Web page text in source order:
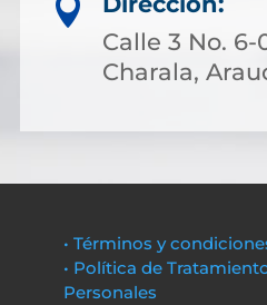

Calle 3 No.
Charala,
• Términos y
• Política de
Personales